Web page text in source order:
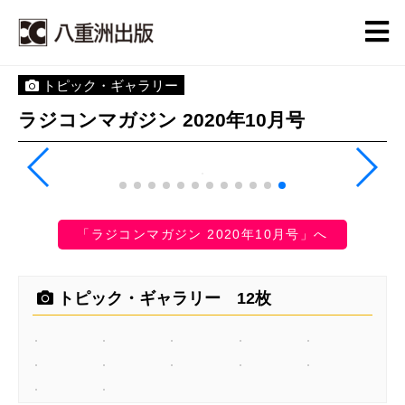
トピック・ギャラリー
ラジコンマガジン 2020年10月号
「ラジコンマガジン 2020年10月号」へ
トピック・ギャラリー 12枚